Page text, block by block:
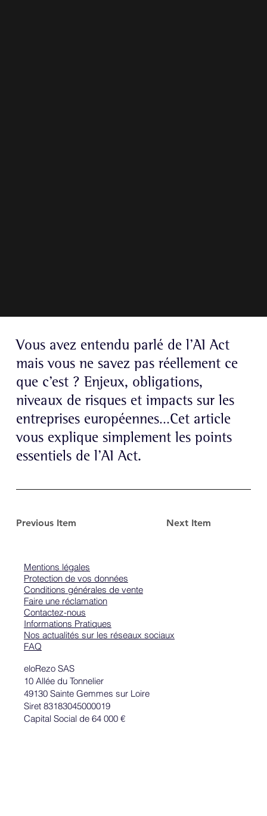
Previous Item Next Item
Vous avez entendu parlé de l’AI Act
mais vous ne savez pas réellement ce
que c’est ? Enjeux, obligations,
niveaux de risques et impacts sur les
entreprises européennes…Cet article
vous explique simplement les points
essentiels de l’AI Act.
eloRezo SAS
10 Allée du Tonnelier
49130 Sainte Gemmes sur Loire
Siret 83183045000019
Capital Social de 64 000 €
Mentions légales
Protection de vos données
Conditions générales de vente
Faire une réclamation
Contactez-nous
Informations Pratiques
Nos actualités sur les réseaux sociaux
FAQ